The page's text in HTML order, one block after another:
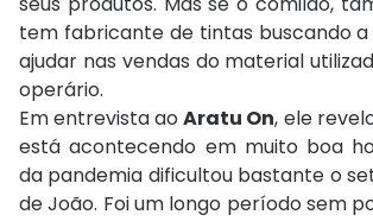
tem fabricante de tintas buscando
ajudar nas vendas do material
operário.
Em entrevista aoAratu On, ele
está acontecendo em muito boa
da pandemia dificultou bastante o
de João. Foi um longo período sem